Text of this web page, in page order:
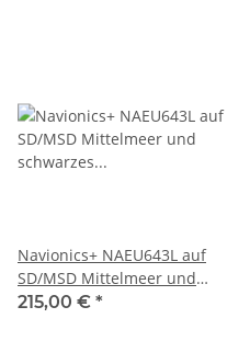
Navionics+ NAEU643L auf
SD/MSD Mittelmeer und
schwarzes Meer (ehemals
215,00 € *